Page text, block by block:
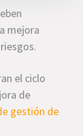
mejora
el ciclo
de
gestión de